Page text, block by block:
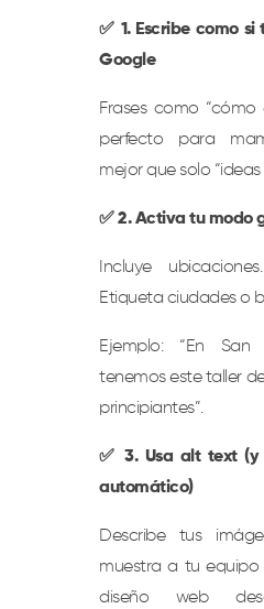
✅ 1. Escribe como
Google
Frases como “cómo
perfecto para
mejor que solo “ideas
✅ 2. Activa tu modo
Incluye
Etiqueta ciudades o
Ejemplo: “En San
tenemos este taller
principiantes”.
✅ 3. Usa alt text (y
automático)
Describe tus
muestra a tu
diseño web